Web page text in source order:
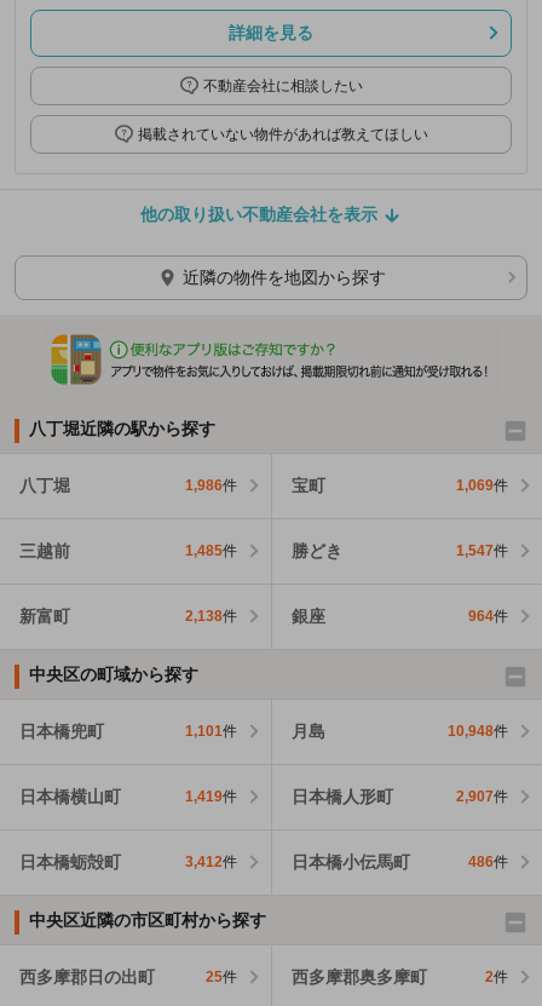
詳細を見る
不動産会社に相談したい
掲載されていない物件があれば教えてほしい
他の取り扱い不動産会社を表示
近隣の物件を地図から探す
八丁堀近隣の駅から探す
八丁堀 1,986件 宝町 1,069件
三越前 1,485件 勝どき 1,547件
新富町 2,138件 銀座 964件
中央区の町域から探す
日本橋兜町 1,101件 月島 10,948件
日本橋横山町 1,419件 日本橋人形町 2,907件
日本橋蛎殻町 3,412件 日本橋小伝馬町 486件
中央区近隣の市区町村から探す
西多摩郡日の出町 25件 西多摩郡奥多摩町 2件